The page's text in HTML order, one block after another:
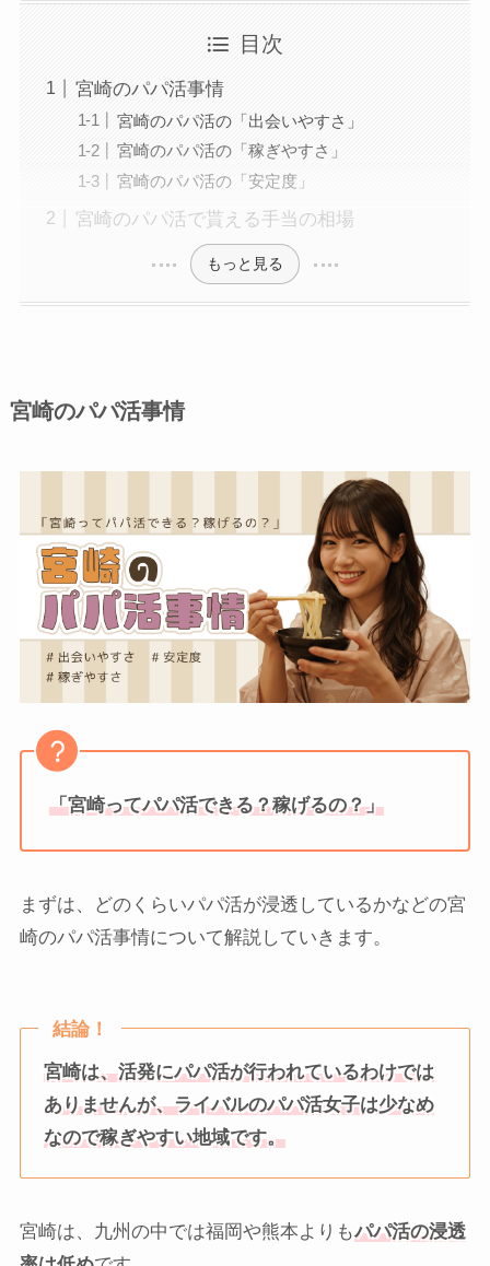
目次
宮崎のパパ活事情
宮崎のパパ活の「出会いやすさ」
宮崎のパパ活の「稼ぎやすさ」
宮崎のパパ活の「安定度」
宮崎のパパ活で貰える手当の相場
もっと見る
宮崎のパパ活事情
「宮崎ってパパ活できる？稼げるの？」
まずは、どのくらいパパ活が浸透しているかなどの宮
崎のパパ活事情について解説していきます。
結論！
宮崎は、活発にパパ活が行われているわけでは
ありませんが、ライバルのパパ活女子は少なめ
なので稼ぎやすい地域です。
宮崎は、九州の中では福岡や熊本よりもパパ活の浸透